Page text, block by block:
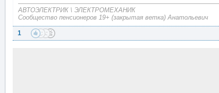
АВТОЭЛЕКТРИК \ ЭЛЕКТРОМЕХАНИК
Сообщество пенсионеров 19+ (закрытая ветка) Анатольевич
1